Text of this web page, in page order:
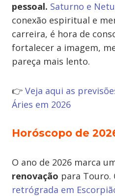
pessoal. Saturno e
conexão espiritual e
carreira, é hora de
fortalecer a imagem,
pareça mais lento.
👉 Veja aqui as
Áries em 2026
Horóscopo de
O ano de 2026 marca
renovação para Touro.
retrógrada em